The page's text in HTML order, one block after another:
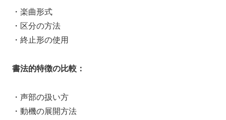
・楽曲形式
・区分の方法
・終止形の使用
書法的特徴の比較：
・声部の扱い方
・動機の展開方法